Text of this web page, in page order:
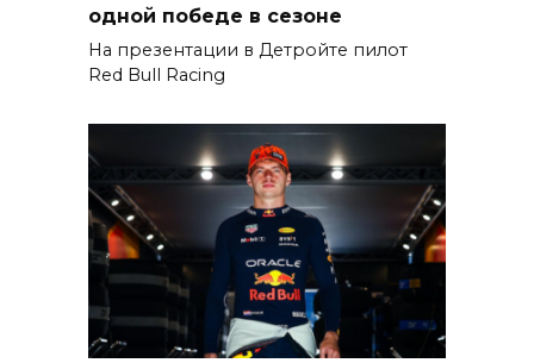
одной победе в сезоне
На презентации в Детройте пилот
Red Bull Racing